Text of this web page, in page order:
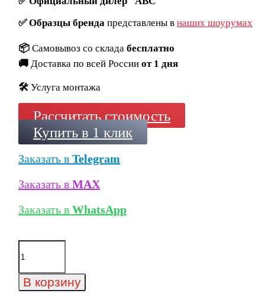
✅Образцы брендапредставлены в наших шоурумах
📦 Самовывоз со склада бесплатно
🚚 Доставка по всей России от 1 дня
🛠️ Услуга монтажа
Рассчитать стоимость
Купить в 1 клик
Заказать в Telegram
Заказать в MAX
Заказать в WhatsApp
Количество
товара
угловая
ступень
В корзину